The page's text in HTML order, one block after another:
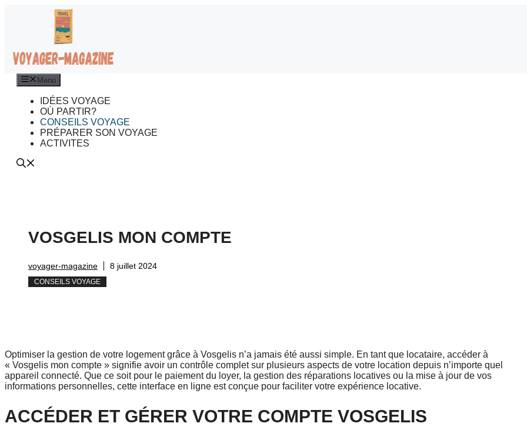
Menu
IDÉES VOYAGE
OÙ PARTIR?
CONSEILS VOYAGE
PRÉPARER SON VOYAGE
ACTIVITES
VOSGELIS MON COMPTE
voyager-magazine 8 juillet 2024
CONSEILS VOYAGE
Optimiser la gestion de votre logement grâce à Vosgelis n’a jamais été aussi simple. En tant que locataire, accéder à
« Vosgelis mon compte » signifie avoir un contrôle complet sur plusieurs aspects de votre location depuis n’importe quel
appareil connecté. Que ce soit pour le paiement du loyer, la gestion des réparations locatives ou la mise à jour de vos
informations personnelles, cette interface en ligne est conçue pour faciliter votre expérience locative.
ACCÉDER ET GÉRER VOTRE COMPTE VOSGELIS